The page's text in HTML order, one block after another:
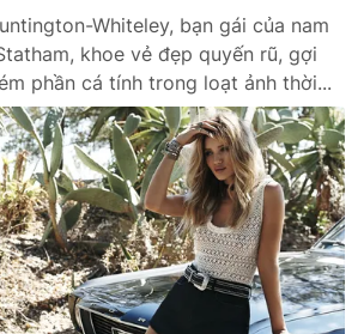
Whiteley, bạn gái của nam
khoe vẻ đẹp quyến rũ, gợi
phần cá tính trong loạt ảnh thời...